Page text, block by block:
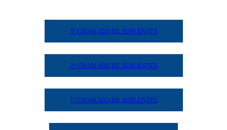
3ª CHAMADA DE SUPLENTES
2ª CHAMADA DE SUPLENTES
1ª CHAMADA DE SUPLENTES